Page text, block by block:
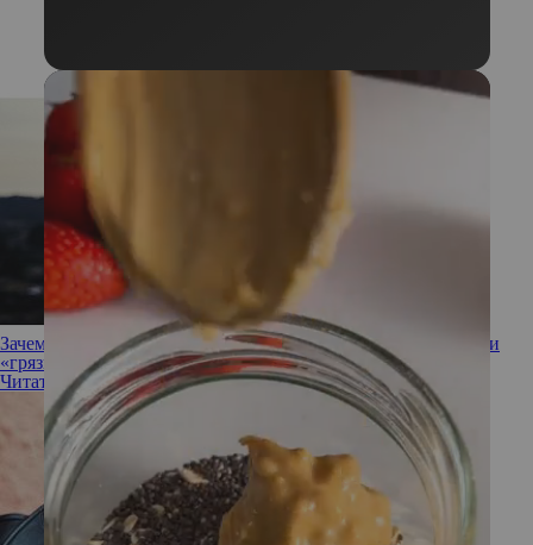
Зачем вам это: рассказываем чистую правду об окрашивании
«грязный блонд»
Читать полностью